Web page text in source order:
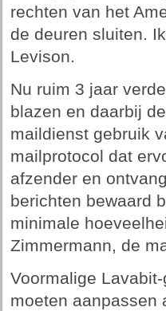
rechten van het
de deuren sluiten.
Levison.
Nu ruim 3 jaar
blazen en daarbij
maildienst gebruik
mailprotocol dat
afzender en
berichten bewaard
minimale
Zimmermann, de
Voormalige
moeten aanpassen